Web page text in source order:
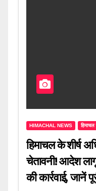
HIMACHAL NEWS हिमाचल
हिमाचल के शीर्ष
चेतावनी! आदेश
की कार्रवाई, जानें